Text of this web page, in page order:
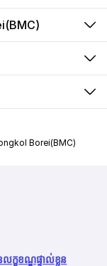
Borei(BMC)
លក្ខខណ្ឌផ្ទាល់ខ្លួន